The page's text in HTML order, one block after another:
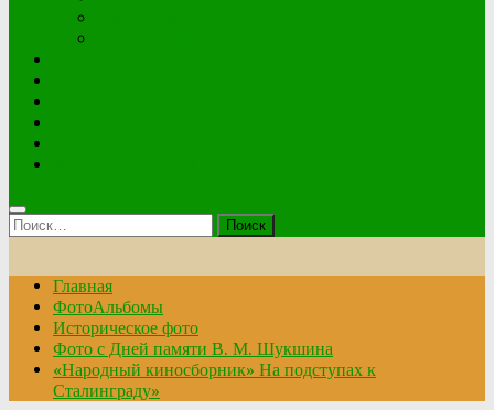
Найти:
Главная
ФотоАльбомы
Историческое фото
Фото с Дней памяти В. М. Шукшина
«Народный киносборник» На подступах к
Сталинграду»